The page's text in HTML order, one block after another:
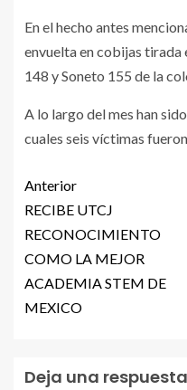
En el hecho antes
envuelta en cobijas tirada
148 y Soneto 155 de la
A lo largo del mes han
cuales seis víctimas
Anterior
RECIBE UTCJ
RECONOCIMIENTO
COMO LA MEJOR
ACADEMIA STEM DE
MEXICO
Deja una respuesta